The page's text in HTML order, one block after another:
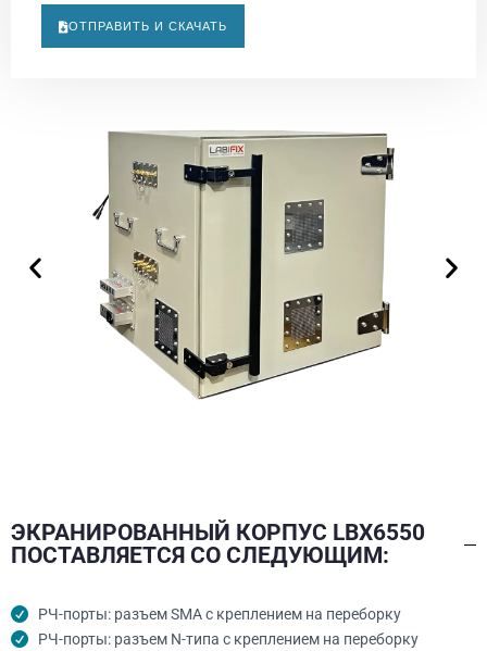
ОТПРАВИТЬ И СКАЧАТЬ
ЭКРАНИРОВАННЫЙ КОРПУС LBX6550
ПОСТАВЛЯЕТСЯ СО СЛЕДУЮЩИМ:
РЧ-порты: разъем SMA с креплением на переборку
РЧ-порты: разъем N-типа с креплением на переборку